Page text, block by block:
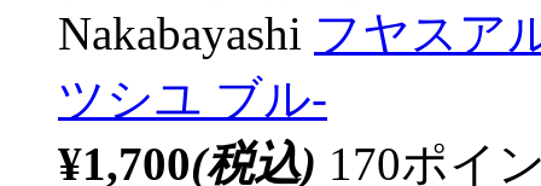
Nakabayashi フヤスア
ツシユ ブル-
¥1,700(税込) 170ポイ